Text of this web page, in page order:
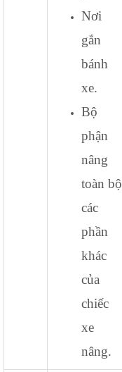
Nơi
gắn
bánh
xe.
Bộ
phận
nâng
toàn bộ
các
phần
khác
của
chiếc
xe
nâng.